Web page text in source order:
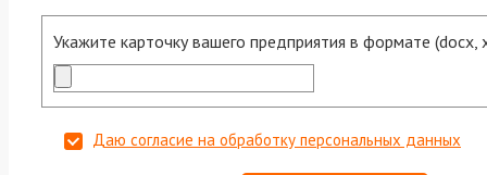
Укажите карточку вашего предприятия в формате (docx,
Даю согласие на обработку персональных данных